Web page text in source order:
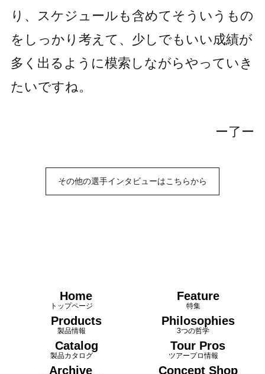
り、スケジュールも含めてそういうもの
をしっかり考えて、少しでもいい成績が
多く出るように模索しながらやっていき
たいですね。
ー了ー
その他の選手インタビューはこちらから